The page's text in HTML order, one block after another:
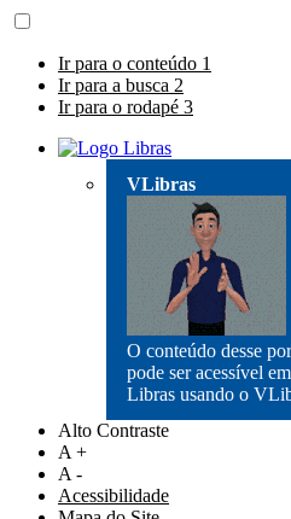
Ir para o conteúdo 1
Ir para a busca 2
Ir para o rodapé 3
VLibras
O conteúdo desse
pode ser acessível em
Libras usando o
Alto Contraste
A +
A -
Acessibilidade